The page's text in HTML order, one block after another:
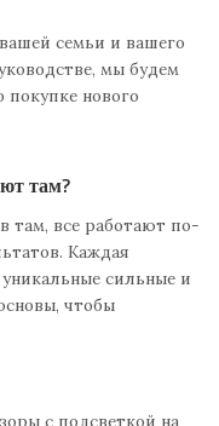
семьи и вашего
мы будем
покупке нового
там?
там, все работают по-
Каждая
сильные и
чтобы
с подсветкой на